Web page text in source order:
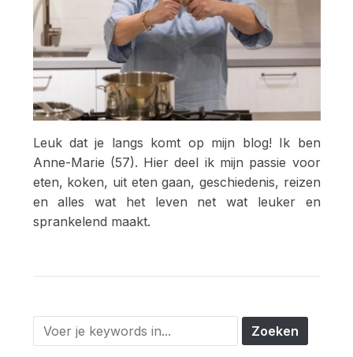
Leuk dat je langs komt op mijn blog! Ik ben
Anne-Marie (57). Hier deel ik mijn passie voor
eten, koken, uit eten gaan, geschiedenis, reizen
en alles wat het leven net wat leuker en
sprankelend maakt.